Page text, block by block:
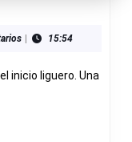
49 | 15:54
inicio liguero. Una